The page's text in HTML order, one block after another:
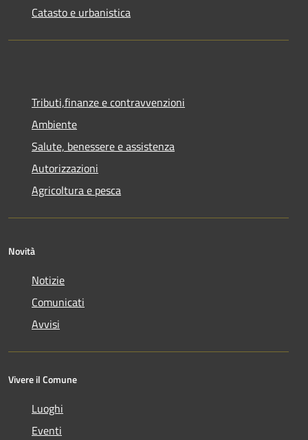
Catasto e urbanistica
Tributi,finanze e contravvenzioni
Ambiente
Salute, benessere e assistenza
Autorizzazioni
Agricoltura e pesca
Novità
Notizie
Comunicati
Avvisi
Vivere il Comune
Luoghi
Eventi